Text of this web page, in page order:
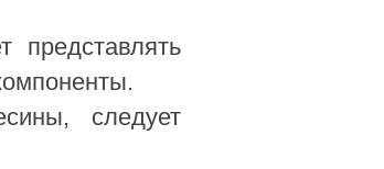
представлять
следует